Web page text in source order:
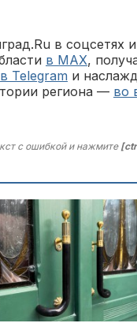
в соцсетях
в MAX,
в Telegram и
региона — во
с ошибкой и нажмите